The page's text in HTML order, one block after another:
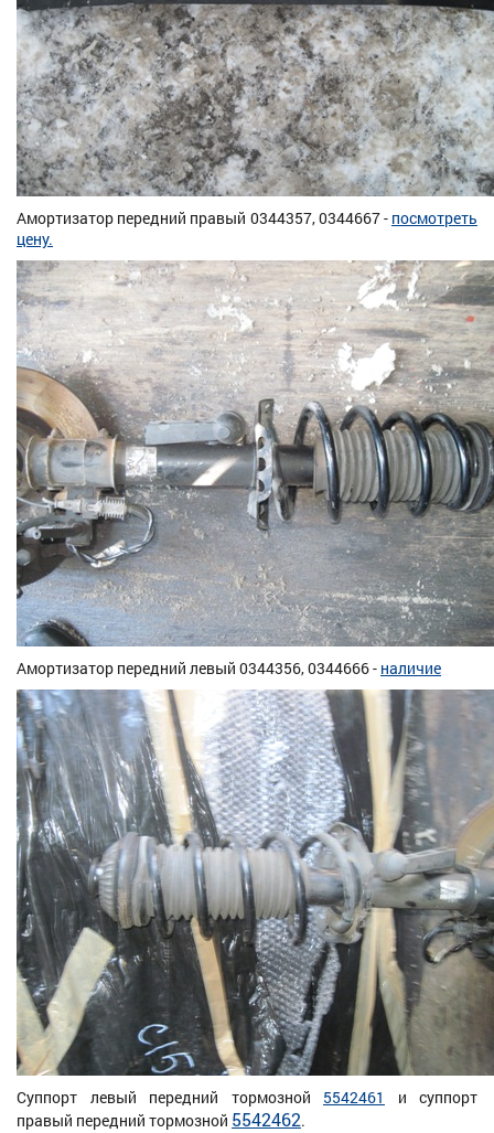
Амортизатор передний правый 0344357, 0344667 - посмотреть
цену.
Амортизатор передний левый 0344356, 0344666 - наличие
Суппорт левый передний тормозной 5542461
и суппорт
правый передний тормозной 5542462.